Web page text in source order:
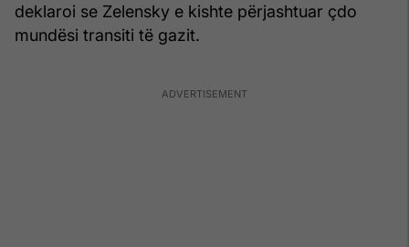
deklaroi se Zelensky e kishte përjashtuar çdo
mundësi transiti të gazit.